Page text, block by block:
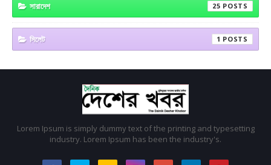
সারাদেশ 25
সিলেট 1
Lorem Ipsum is simply dummy text of the printing and typesetting
industry. Lorem Ipsum has been the industry's.